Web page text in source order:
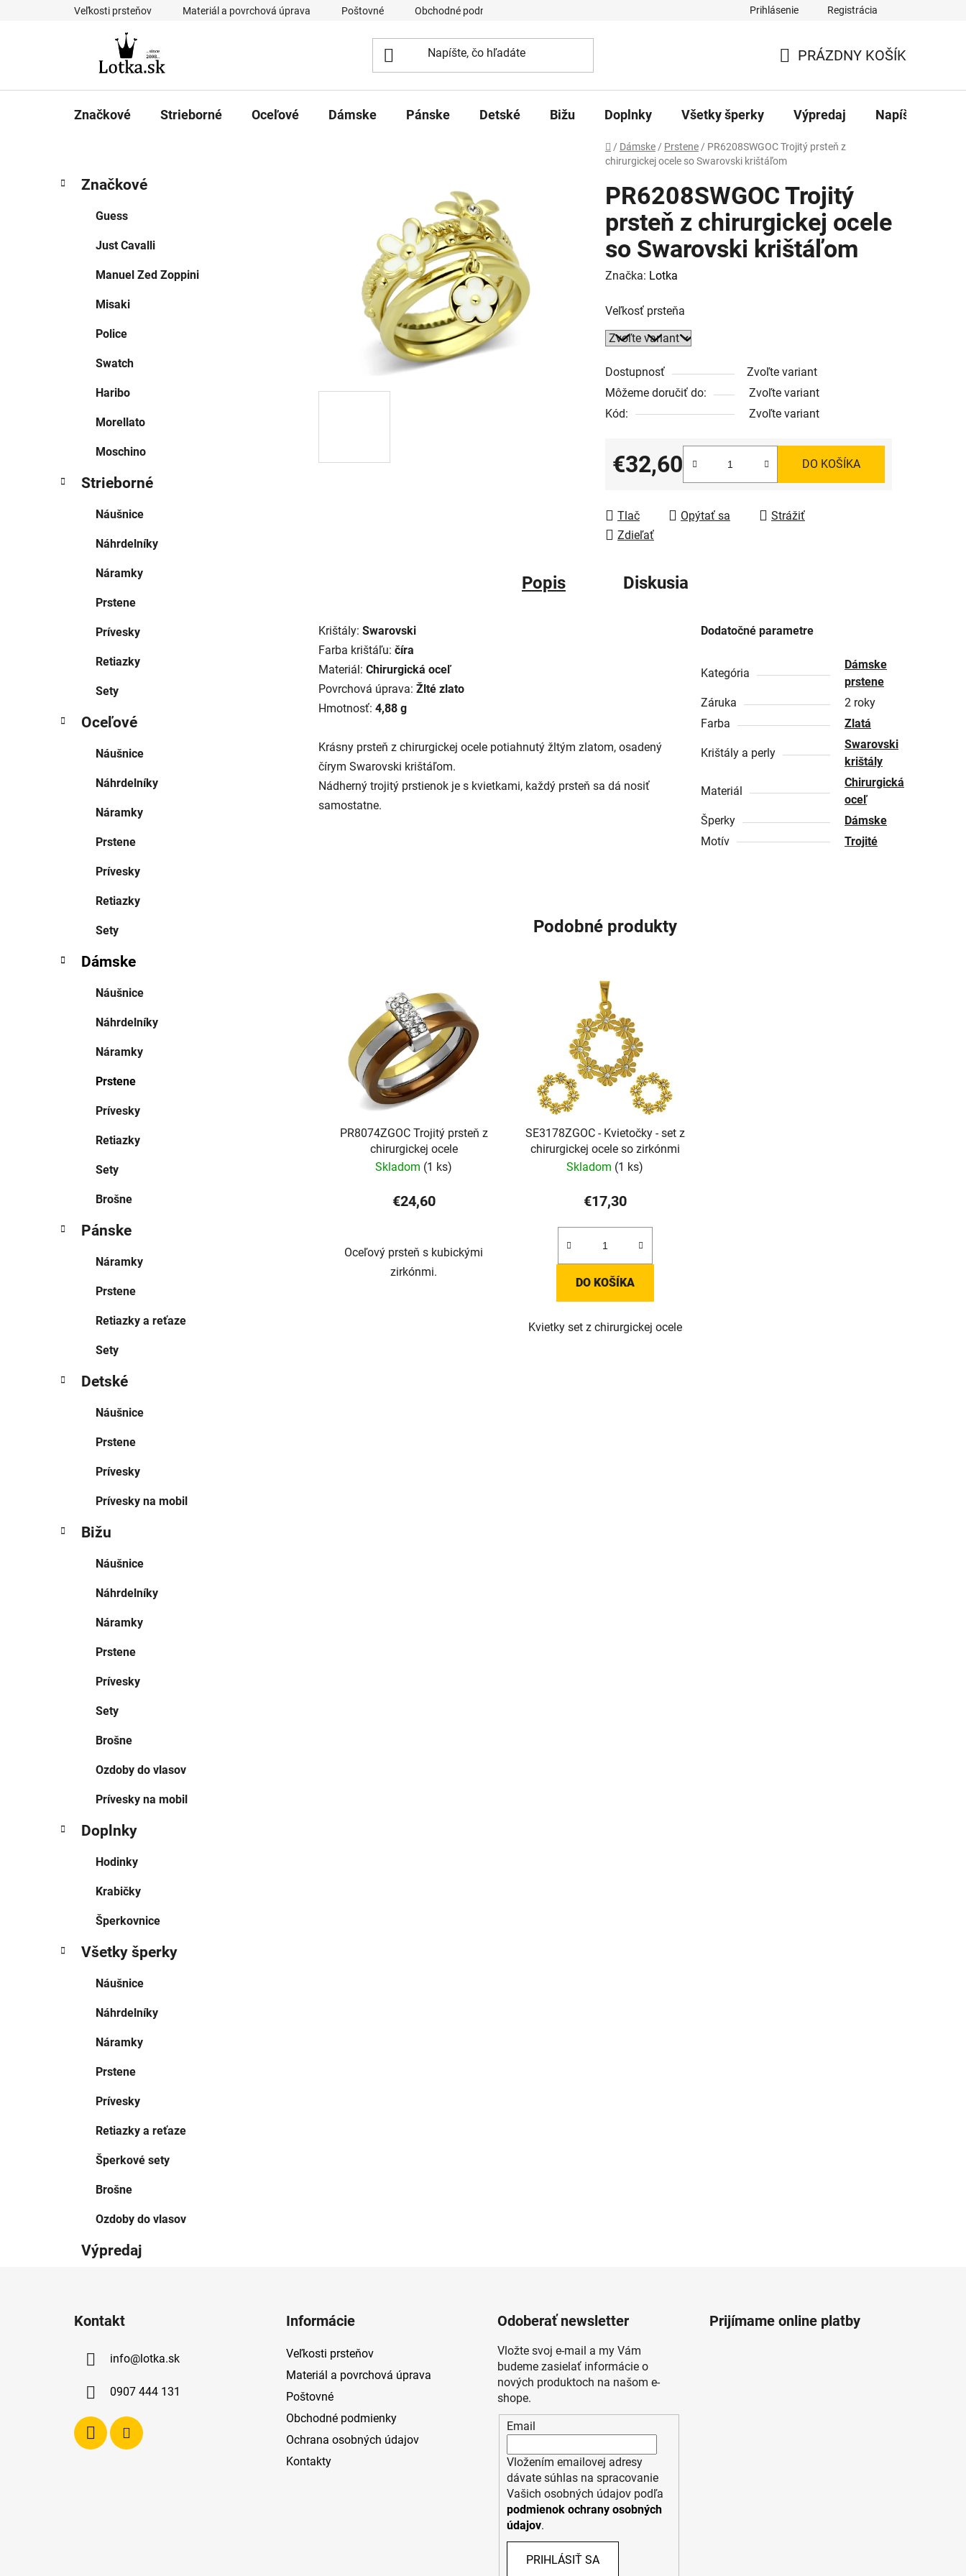
Veľkosti prsteňov Materiál a povrchová úprava Poštovné Obchodné podmienky Prihlásenie Registrácia
KOŠÍK
PRÁZDNY KOŠÍK
Značkové Strieborné Oceľové Dámske Pánske Detské Bižu Doplnky Všetky šperky Výpredaj Napíšte nám
Domov
/ Dámske / Prstene / PR6208SWGOC Trojitý prsteň z
chirurgickej ocele so Swarovski krištáľom
B
kategórie
a
Značkové
Guess
Just Cavalli
Manuel Zed Zoppini
Misaki
Police
Swatch
Haribo
Morellato
Moschino
Strieborné
Náušnice
Náhrdelníky
Náramky
Prstene
Prívesky
Retiazky
Sety
Oceľové
Náušnice
Náhrdelníky
Náramky
Prstene
Prívesky
Retiazky
Sety
Dámske
Náušnice
Náhrdelníky
Náramky
Prstene
Prívesky
Retiazky
Sety
Brošne
Pánske
Náramky
Prstene
Retiazky a reťaze
Sety
Detské
Náušnice
Prstene
Prívesky
Prívesky na mobil
Bižu
Náušnice
Náhrdelníky
Náramky
Prstene
Prívesky
Sety
Brošne
Ozdoby do vlasov
Prívesky na mobil
Doplnky
Hodinky
Krabičky
Šperkovnice
Všetky šperky
Náušnice
Náhrdelníky
Náramky
Prstene
Prívesky
Retiazky a reťaze
Šperkové sety
Brošne
Ozdoby do vlasov
Výpredaj
PR6208SWGOC Trojitý
prsteň z chirurgickej ocele
so Swarovski krištáľom
Značka: Lotka
Veľkosť prsteňa
Dostupnosť
Zvoľte variant
Môžeme doručiť do:
Zvoľte variant
Kód:
Zvoľte variant
€32,60
Jednotková cena:
DO KOŠÍKA
Tlač Opýtať sa
Strážiť
Zdieľať
Popis Diskusia
Krištály: Swarovski
Farba krištáľu: číra
Materiál: Chirurgická oceľ
Povrchová úprava: Žlté zlato
Hmotnosť: 4,88 g
Krásny prsteň z chirurgickej ocele potiahnutý žltým zlatom, osadený
čírym Swarovski krištáľom.
Nádherný trojitý prstienok je s kvietkami, každý prsteň sa dá nosiť
samostatne.
Dodatočné parametre
Kategória
Dámske
prstene
Záruka
2 roky
Farba
Zlatá
Krištály a perly
Swarovski
krištály
Materiál
Chirurgická
oceľ
Šperky
Dámske
Motív
Trojité
Podobné produkty
PR8074ZGOC Trojitý prsteň z
chirurgickej ocele
Skladom (1 ks)
€24,60
Oceľový prsteň s kubickými
zirkónmi.
SE3178ZGOC - Kvietočky - set z
chirurgickej ocele so zirkónmi
Skladom (1 ks)
€17,30
DO KOŠÍKA
Kvietky set z chirurgickej ocele
Kontakt
info@lotka.sk
0907 444 131
Informácie
Veľkosti prsteňov
Materiál a povrchová úprava
Poštovné
Obchodné podmienky
Ochrana osobných údajov
Kontakty
Odoberať newsletter
Vložte svoj e-mail a my Vám
budeme zasielať informácie o
nových produktoch na našom e-
shope.
Email
Vložením emailovej adresy
dávate súhlas na spracovanie
Vašich osobných údajov podľa
podmienok ochrany osobných
údajov.
PRIHLÁSIŤ SA
Prijímame online platby